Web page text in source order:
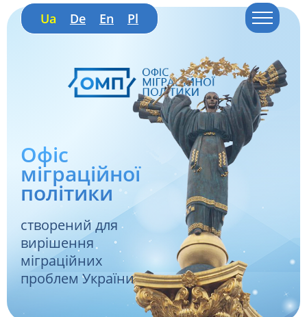
Ua De En Pl
Офіс
міграційної
політики
створений для
вирішення
міграційних
проблем України